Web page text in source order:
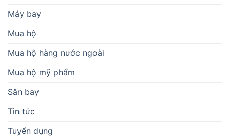
Máy bay
Mua hộ
Mua hộ hàng nước ngoài
Mua hộ mỹ phẩm
Sân bay
Tin tức
Tuyển dụng